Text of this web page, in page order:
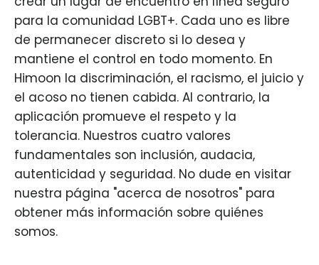
para la comunidad LGBT+. Cada uno es libre
de permanecer discreto si lo desea y
mantiene el control en todo momento. En
Himoon la discriminación, el racismo, el juicio y
el acoso no tienen cabida. Al contrario, la
aplicación promueve el respeto y la
tolerancia. Nuestros cuatro valores
fundamentales son inclusión, audacia,
autenticidad y seguridad. No dude en visitar
nuestra página "acerca de nosotros" para
obtener más información sobre quiénes
somos.